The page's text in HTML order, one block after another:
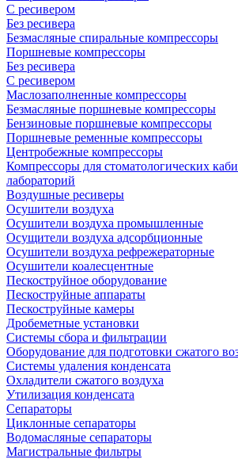
С ресивером
Без ресивера
Безмасляные спиральные компрессоры
Поршневые компрессоры
Без ресивера
С ресивером
Маслозаполненные компрессоры
Безмасляные поршневые компрессоры
Бензиновые поршневые компрессоры
Поршневые ременные компрессоры
Центробежные компрессоры
Компрессоры для стоматологических
лабораторий
Воздушные ресиверы
Осушители воздуха
Осушители воздуха промышленные
Осущители воздуха адсорбционные
Осушители воздуха рефрежераторные
Осушители коалесцентные
Пескоструйное оборудование
Пескоструйные аппараты
Пескоструйные камеры
Дробеметные установки
Системы сбора и фильтрации
Оборудование для подготовки сжатого
Системы удаления конденсата
Охладители сжатого воздуха
Утилизация конденсата
Сепараторы
Циклонные сепараторы
Водомасляные сепараторы
Магистральные фильтры